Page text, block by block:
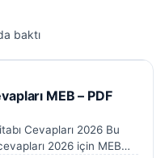
baktı
MEB – PDF
Cevapları 2026 Bu
2026 için MEB…